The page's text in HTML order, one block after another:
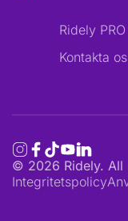
Ridely PRO
Kontakta
© 2026 Ridely.
Integritetspolicy